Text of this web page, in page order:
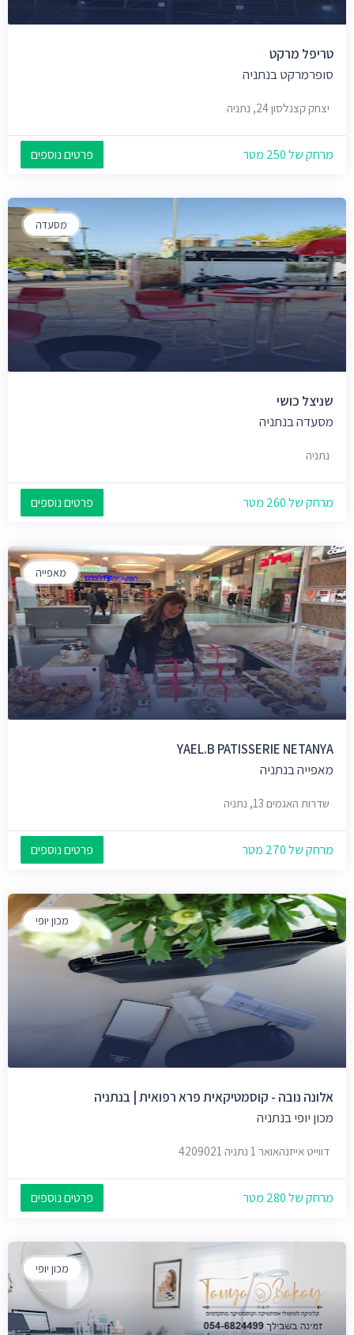
טריפל מרקט
סופרמרקט בנתניה
יצחק קצנלסון 24, נתניה
מרחק של 250 מטר פרטים נוספים
מסעדה
שניצל כושי
מסעדה בנתניה
נתניה
מרחק של 260 מטר פרטים נוספים
מאפייה
YAEL.B PATISSERIE NETANYA
מאפייה בנתניה
שדרות האגמים 13, נתניה
מרחק של 270 מטר פרטים נוספים
מכון יופי
אלונה נובה - קוסמטיקאית פרא רפואית | בנתניה
מכון יופי בנתניה
דווייט אייזנהאואר 1 נתניה 4209021
מרחק של 280 מטר פרטים נוספים
מכון יופי